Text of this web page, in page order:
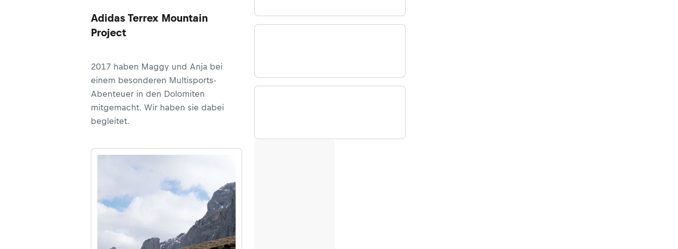
Adidas Terrex Mountain
Project
2017 haben Maggy und Anja bei
einem besonderen Multisports-
Abenteuer in den Dolomiten
mitgemacht. Wir haben sie dabei
begleitet.